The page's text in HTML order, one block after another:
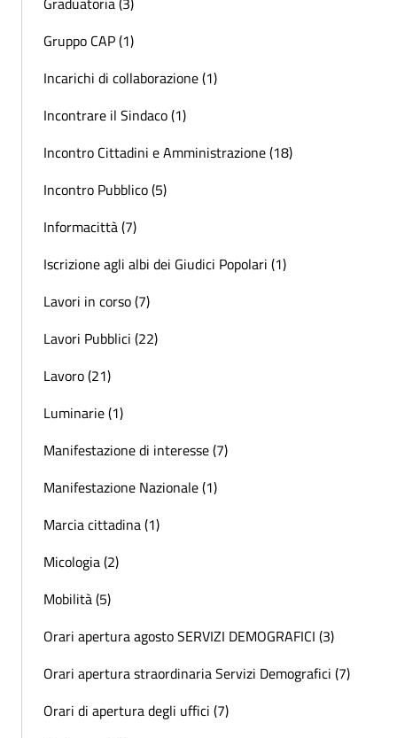
Gruppo CAP (1)
Incarichi di collaborazione (1)
Incontrare il Sindaco (1)
Incontro Cittadini e Amministrazione (18)
Incontro Pubblico (5)
Informacittà (7)
Iscrizione agli albi dei Giudici Popolari (1)
Lavori in corso (7)
Lavori Pubblici (22)
Lavoro (21)
Luminarie (1)
Manifestazione di interesse (7)
Manifestazione Nazionale (1)
Marcia cittadina (1)
Micologia (2)
Mobilità (5)
Orari apertura agosto SERVIZI DEMOGRAFICI (3)
Orari apertura straordinaria Servizi Demografici (7)
Orari di apertura degli uffici (7)